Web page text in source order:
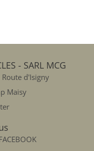
- SARL MCG
d'Isigny
Maisy